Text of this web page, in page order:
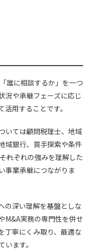
誰に相談するか」を一つ
況や承継フェーズに応じ
用することです。
いては顧問税理士、地域
域銀行、買手探索や条件
れぞれの強みを理解した
事業承継につながりま
の深い理解を基盤としな
M&A実務の専門性を併せ
丁寧にくみ取り、最適な
ます。